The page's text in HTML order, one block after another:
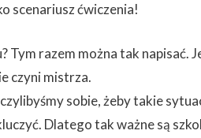
scenariusz ćwiczenia!
Tym razem można tak
czyni mistrza.
sobie, żeby takie
Dlatego tak ważne są